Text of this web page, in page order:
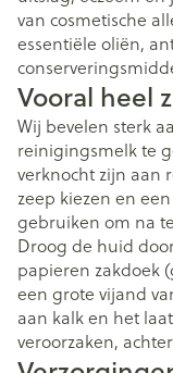
van cosmetische
essentiële oliën,
Vooral heel
Wij bevelen sterk
reinigingsmelk te
verknocht zijn aan
zeep kiezen en
gebruiken om na
Droog de huid
papieren zakdoek
een grote vijand
aan kalk en het
veroorzaken,